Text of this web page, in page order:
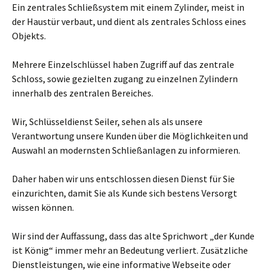
Ein zentrales Schließsystem mit einem Zylinder, meist in
der Haustür verbaut, und dient als zentrales Schloss eines
Objekts.
Mehrere Einzelschlüssel haben Zugriff auf das zentrale
Schloss, sowie gezielten zugang zu einzelnen Zylindern
innerhalb des zentralen Bereiches.
Wir, Schlüsseldienst Seiler, sehen als als unsere
Verantwortung unsere Kunden über die Möglichkeiten und
Auswahl an modernsten Schließanlagen zu informieren.
Daher haben wir uns entschlossen diesen Dienst für Sie
einzurichten, damit Sie als Kunde sich bestens Versorgt
wissen können.
Wir sind der Auffassung, dass das alte Sprichwort „der Kunde
ist König“ immer mehr an Bedeutung verliert. Zusätzliche
Dienstleistungen, wie eine informative Webseite oder